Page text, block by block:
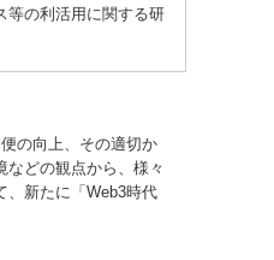
等の利活用に関する研
の向上、その適切か
どの観点から、様々
、新たに「Web3時代